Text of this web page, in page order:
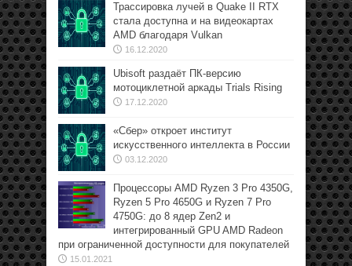
Трассировка лучей в Quake II RTX
стала доступна и на видеокартах
AMD благодаря Vulkan
16.12.2020
Ubisoft раздаёт ПК-версию
мотоциклетной аркады Trials Rising
17.12.2020
«Сбер» откроет институт
искусственного интеллекта в России
03.12.2020
Процессоры AMD Ryzen 3 Pro 4350G,
Ryzen 5 Pro 4650G и Ryzen 7 Pro
4750G: до 8 ядер Zen2 и
интегрированный GPU AMD Radeon
при ограниченной доступности для покупателей
15.01.2021